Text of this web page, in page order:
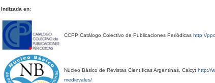
Indizada en:
CCPP Catálogo Colectivo de Publicaciones Periódicas http://
Núcleo Básico de Revistas Científicas Argentinas, Caicyt http://
medievales/